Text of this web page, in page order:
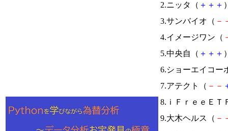
2.ニッタ（ ＋ ＋ ＋
3.サンバイオ（ －
4.イメージワン（
5.中央自（ ＋ ＋ ＋
6.ショーエイコー
7.アテクト（ － －
8.ｉＦｒｅｅＥＴ
9.大木ヘルス（ －